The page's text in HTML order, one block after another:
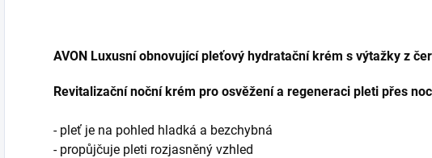
AVON Luxusní obnovující pleťový hydratační krém s výtažky z
Revitalizační noční krém pro osvěžení a regeneraci pleti přes
- pleť je na pohled hladká a bezchybná
- propůjčuje pleti rozjasněný vzhled